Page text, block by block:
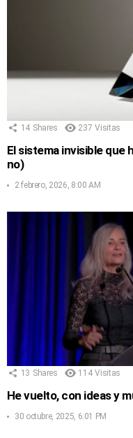
14 Shares 237 Visitas
El sistema invisible que
no)
2 febrero, 2026, 8:00 AM
13 Shares 114 Visitas
He vuelto, con ideas y
30 octubre, 2025, 6:01 PM